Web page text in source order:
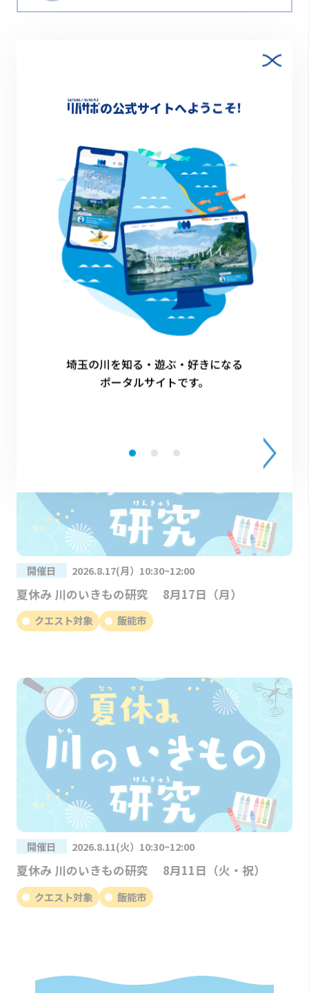
その他のイベント
2026.8.20 10時～12時
川遊び・生きもの観察体験
開催日 2026.8.17(月）10:30~12:00
夏休み 川のいきもの研究 8月17日（月）
クエスト対象 飯能市
開催日 2026.8.11(火）10:30~12:00
夏休み 川のいきもの研究 8月11日（火・祝）
クエスト対象 飯能市
の公式サイトへようこそ!
埼玉の川を知る・遊ぶ・好きになる
ポータルサイトです。